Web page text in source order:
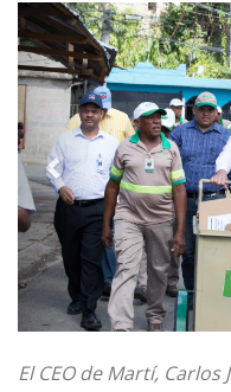
Previous
El CEO de Martí,